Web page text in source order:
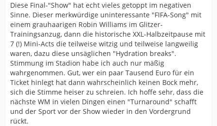
Diese Final-"Show" hat echt vieles getoppt im negativen
Sinne. Dieser merkwürdige uninteressante "FIFA-Song" mit
einem grauhaarigen Robin Williams im Glitzer-
Trainingsanzug, dann die historische XXL-Halbzeitpause mit
7 (!) Mini-Acts die teilweise witzig und teilweise langweilig
waren, dazu diese unsäglichen "Hydration breaks".
Stimmung im Stadion habe ich auch nur mäßig
wahrgenommen. Gut, wer ein paar Tausend Euro für ein
Ticket hinlegt hat dann wahrscheinlich keinen Bock mehr,
sich die Stimme heiser zu schreien. Ich hoffe sehr, dass die
nächste WM in vielen Dingen einen "Turnaround" schafft
und der Sport vor der Show wieder in den Vordergrund
rückt.